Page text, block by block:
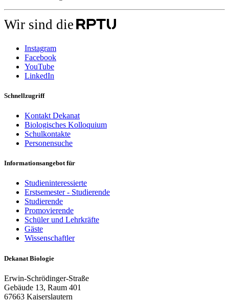
Wir sind die
Instagram
Facebook
YouTube
LinkedIn
Schnellzugriff
Kontakt Dekanat
Biologisches Kolloquium
Schulkontakte
Personensuche
Informationsangebot für
Studieninteressierte
Erstsemester - Studierende
Studierende
Promovierende
Schüler und Lehrkräfte
Gäste
Wissenschaftler
Dekanat Biologie
Erwin-Schrödinger-Straße
Gebäude 13, Raum 401
67663 Kaiserslautern